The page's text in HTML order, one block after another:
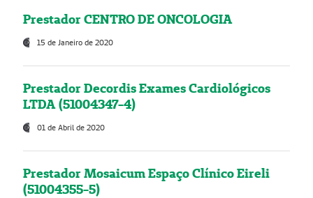
Prestador CENTRO DE ONCOLOGIA
15 de Janeiro de 2020
Prestador Decordis Exames Cardiológicos
LTDA (51004347-4)
01 de Abril de 2020
Prestador Mosaicum Espaço Clínico Eireli
(51004355-5)